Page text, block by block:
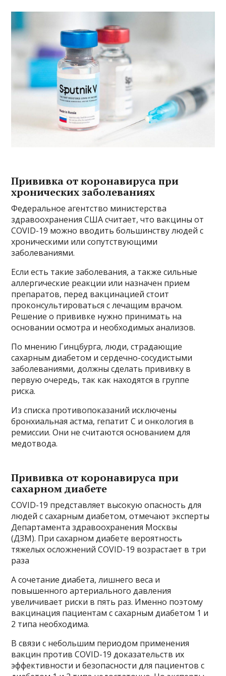
Прививка от коронавируса при
хронических заболеваниях
Федеральное агентство министерства
здравоохранения США считает, что вакцины от
COVID-19 можно вводить большинству людей с
хроническими или сопутствующими
заболеваниями.
Если есть такие заболевания, а также сильные
аллергические реакции или назначен прием
препаратов, перед вакцинацией стоит
проконсультироваться с лечащим врачом.
Решение о прививке нужно принимать на
основании осмотра и необходимых анализов.
По мнению Гинцбурга, люди, страдающие
сахарным диабетом и сердечно-сосудистыми
заболеваниями, должны сделать прививку в
первую очередь, так как находятся в группе
риска.
Из списка противопоказаний исключены
бронхиальная астма, гепатит С и онкология в
ремиссии. Они не считаются основанием для
медотвода.
Прививка от коронавируса при
сахарном диабете
COVID-19 представляет высокую опасность для
людей с сахарным диабетом, отмечают эксперты
Департамента здравоохранения Москвы
(ДЗМ). При сахарном диабете вероятность
тяжелых осложнений COVID-19 возрастает в три
раза
А сочетание диабета, лишнего веса и
повышенного артериального давления
увеличивает риски в пять раз. Именно поэтому
вакцинация пациентам с сахарным диабетом 1 и
2 типа необходима.
В связи с небольшим периодом применения
вакцин против COVID-19 доказательств их
эффективности и безопасности для пациентов с